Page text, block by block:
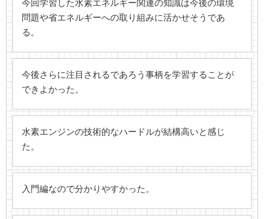
今回学習した水素エネルギー関連の知識は今後の環境
問題や省エネルギーへの取り組みに活かせそうであ
る。
今後さらに注目されるであろう事柄を学習することが
できよかった。
水素エンジンの技術的なハードルが結構高いと感じ
た。
入門編なので分かりやすかった。